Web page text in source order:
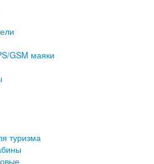
GSM маяки
туризма